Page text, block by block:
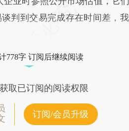
判到交易完成存在时间差，
778字 订阅后继续阅读
取已订阅的阅读权限
订阅/会员升级